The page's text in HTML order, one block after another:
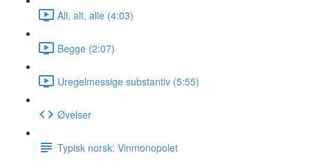
All, alt, alle (4:03)
Begge (2:07)
Uregelmessige substantiv (5:55)
Øvelser
Typisk norsk: Vinmonopolet